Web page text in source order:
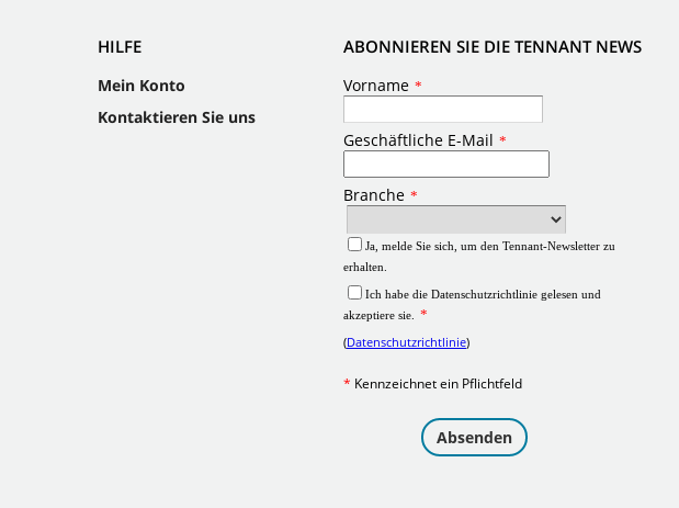
HILFE
Mein Konto
Kontaktieren Sie uns
ABONNIEREN SIE DIE TENNANT NEWS